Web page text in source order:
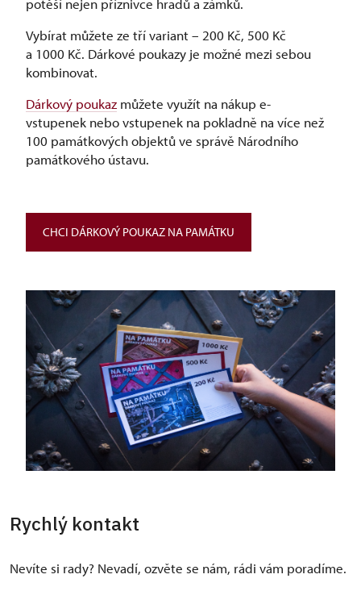
potěší nejen příznivce hradů a zámků.
Vybírat můžete ze tří variant –⁠ 200 Kč, 500 Kč
a 1000 Kč. Dárkové poukazy je možné mezi sebou
kombinovat.
Dárkový poukaz můžete využít na nákup e-
vstupenek nebo vstupenek na pokladně na více než
100 památkových objektů ve správě Národního
památkového ústavu.
CHCI DÁRKOVÝ POUKAZ NA PAMÁTKU
Rychlý kontakt
Nevíte si rady? Nevadí, ozvěte se nám, rádi vám poradíme.